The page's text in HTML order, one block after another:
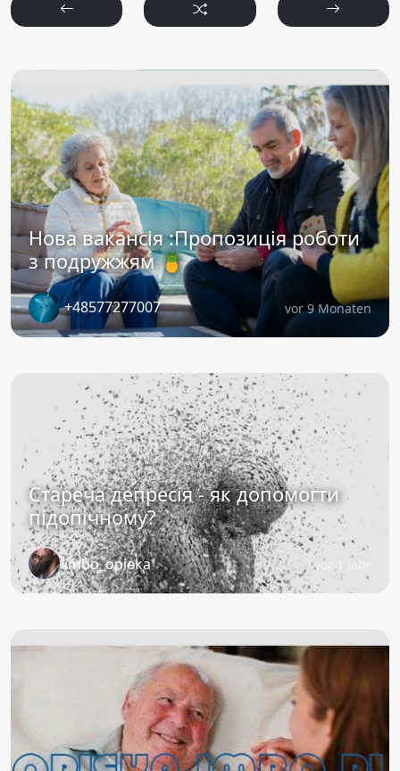
Нова вакансія :Пропозиція роботи
з подружжям 🍍
+48577277007 vor 9 Monaten
Стареча депресія - як допомогти
підопічному?
imbo_opieka vor 1 Jahr